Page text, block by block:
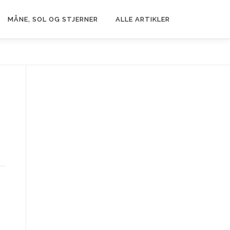
MÅNE, SOL OG STJERNER ALLE ARTIKLER